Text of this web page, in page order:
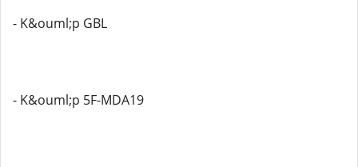
- K&ouml;p GBL
- K&ouml;p 5F-MDA19